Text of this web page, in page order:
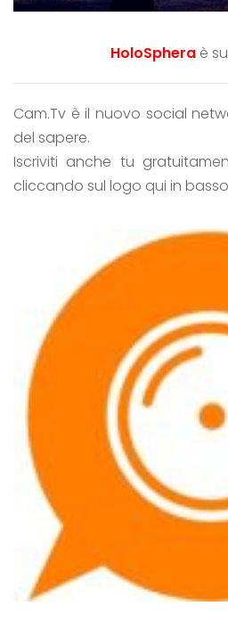
HoloSphera è su
Cam.Tv è il nuovo social
del sapere.
Iscriviti anche tu
cliccando sul logo qui in